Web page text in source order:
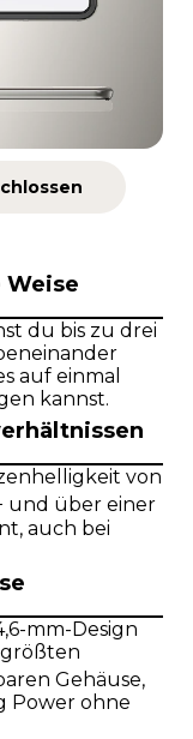
du bis zu drei
auf einmal
kannst.
von
und über einer
auch bei
mm-Design
Gehäuse,
Power ohne